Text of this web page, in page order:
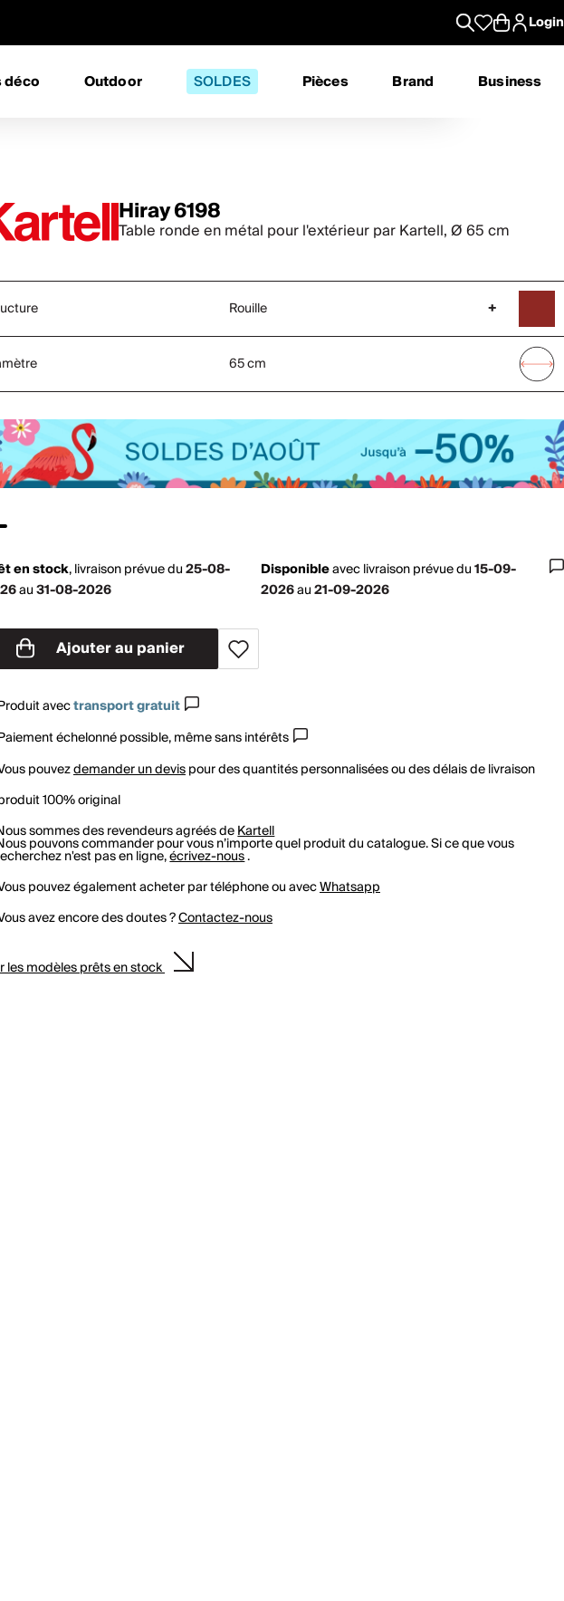
Login
Outdoor SOLDES Pièces Brand Business
Hiray 6198
Table ronde en métal pour l'extérieur par Kartell, Ø 65 cm
Rouille +
65 cm
en stock,livraison prévue du25-08-
au31-08-2026
Disponibleaveclivraison prévue du15-09-
2026au21-09-2026
Ajouter au panier
avectransport gratuit
échelonné possible, même sans intérêts
pouvezdemander un devispour des quantités personnalisées ou des délais de livraison
100% original
sommes des revendeurs agréés deKartell
pouvons commander pour vous n’importe quel produit du catalogue. Si ce que vous
n'est pas en ligne,écrivez-nous.
pouvez également acheter par téléphone ou avecWhatsapp
avez encore des doutes ?Contactez-nous
les modèles prêts en stock